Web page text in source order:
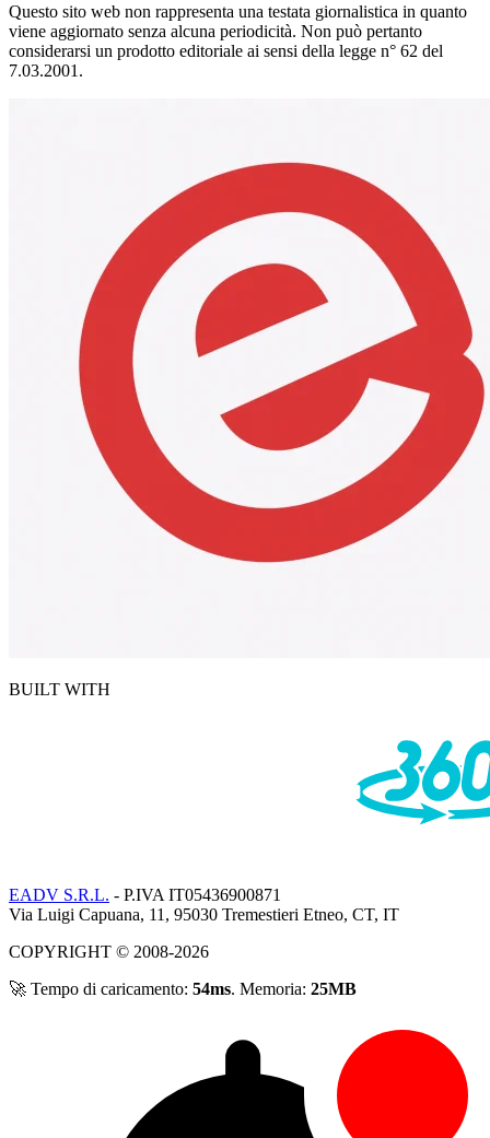
Questo sito web non rappresenta una testata giornalistica in quanto
viene aggiornato senza alcuna periodicità. Non può pertanto
considerarsi un prodotto editoriale ai sensi della legge n° 62 del
7.03.2001.
BUILT WITH
EADV S.R.L. - P.IVA IT05436900871
Via Luigi Capuana, 11, 95030 Tremestieri Etneo, CT, IT
COPYRIGHT © 2008-2026
🚀 Tempo di caricamento: 54ms. Memoria: 25MB